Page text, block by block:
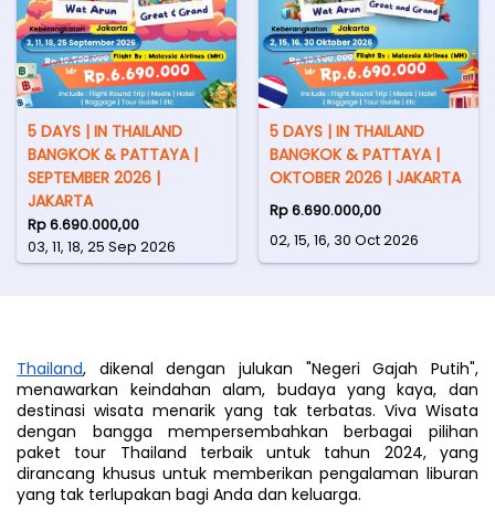
5 DAYS | IN THAILAND
BANGKOK & PATTAYA |
SEPTEMBER 2026 |
JAKARTA
Rp 6.690.000,00
03, 11, 18, 25 Sep 2026
5 DAYS | IN THAILAND
BANGKOK & PATTAYA |
OKTOBER 2026 | JAKARTA
Rp 6.690.000,00
02, 15, 16, 30 Oct 2026
Thailand, dikenal dengan julukan "Negeri Gajah Putih",
menawarkan keindahan alam, budaya yang kaya, dan
destinasi wisata menarik yang tak terbatas. Viva Wisata
dengan bangga mempersembahkan berbagai pilihan
paket tour Thailand terbaik untuk tahun 2024, yang
dirancang khusus untuk memberikan pengalaman liburan
yang tak terlupakan bagi Anda dan keluarga.